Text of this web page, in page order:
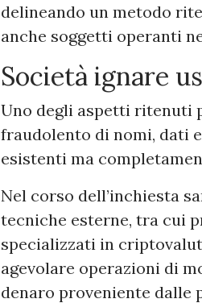
delineando un metodo
anche soggetti operanti
Società ignare
Uno degli aspetti ritenuti
fraudolento di nomi, dati
esistenti ma
Nel corso dell’inchiesta
tecniche esterne, tra cui
specializzati in
agevolare operazioni di
denaro proveniente